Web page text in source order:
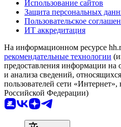
Использование сайтов
Защита персональных
Пользовательское
ИТ аккредитация
На информационном ресурсе
рекомендательные технологии
предоставления информации на
и анализа сведений,
пользователей сети
Российской Федерации)